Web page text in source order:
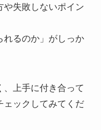
や失敗しないポイン
れるのか」がしっか
上手に付き合って
ェックしてみてくだ